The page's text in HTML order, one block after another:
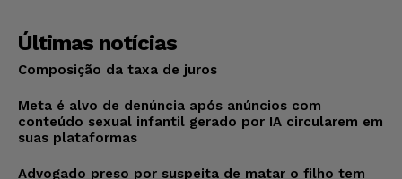
Últimas notícias
Composição da taxa de juros
Meta é alvo de denúncia após anúncios com
conteúdo sexual infantil gerado por IA circularem em
suas plataformas
Advogado preso por suspeita de matar o filho tem